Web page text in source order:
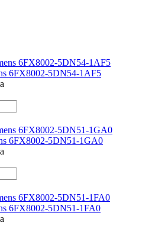
6FX8002-5DN54-1AF5
6FX8002-5DN51-1GA0
6FX8002-5DN51-1FA0